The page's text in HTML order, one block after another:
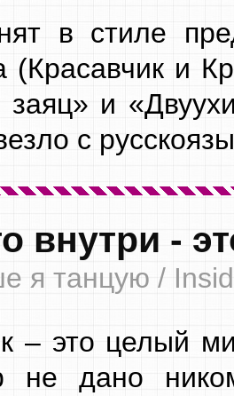
в стиле
(Красавчик и
заяц» и
с
внутри -
я танцую /
– это целый
не дано